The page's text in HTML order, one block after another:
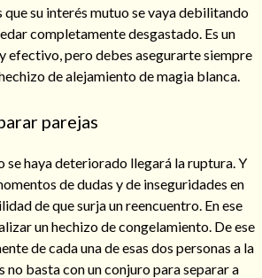
online
que su interés mutuo se vaya debilitando
completamente desgastado. Es un
efectivo, pero debes asegurarte siempre
de alejamiento de magia blanca.
parejas
se haya deteriorado llegará la ruptura. Y
de dudas y de inseguridades en
de que surja un reencuentro. En ese
un hechizo de congelamiento. De ese
de cada una de esas dos personas a la
no basta con un conjuro para separar a